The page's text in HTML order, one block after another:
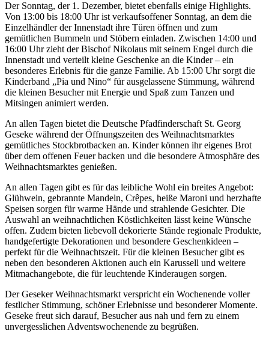
Der Sonntag, der 1. Dezember, bietet ebenfalls einige Highlights.
Von 13:00 bis 18:00 Uhr ist verkaufsoffener Sonntag, an dem die
Einzelhändler der Innenstadt ihre Türen öffnen und zum
gemütlichen Bummeln und Stöbern einladen. Zwischen 14:00 und
16:00 Uhr zieht der Bischof Nikolaus mit seinem Engel durch die
Innenstadt und verteilt kleine Geschenke an die Kinder – ein
besonderes Erlebnis für die ganze Familie. Ab 15:00 Uhr sorgt die
Kinderband „Pia und Nino“ für ausgelassene Stimmung, während
die kleinen Besucher mit Energie und Spaß zum Tanzen und
Mitsingen animiert werden.
An allen Tagen bietet die Deutsche Pfadfinderschaft St. Georg
Geseke während der Öffnungszeiten des Weihnachtsmarktes
gemütliches Stockbrotbacken an. Kinder können ihr eigenes Brot
über dem offenen Feuer backen und die besondere Atmosphäre des
Weihnachtsmarktes genießen.
An allen Tagen gibt es für das leibliche Wohl ein breites Angebot:
Glühwein, gebrannte Mandeln, Crêpes, heiße Maroni und herzhafte
Speisen sorgen für warme Hände und strahlende Gesichter. Die
Auswahl an weihnachtlichen Köstlichkeiten lässt keine Wünsche
offen. Zudem bieten liebevoll dekorierte Stände regionale Produkte,
handgefertigte Dekorationen und besondere Geschenkideen –
perfekt für die Weihnachtszeit. Für die kleinen Besucher gibt es
neben den besonderen Aktionen auch ein Karussell und weitere
Mitmachangebote, die für leuchtende Kinderaugen sorgen.
Der Geseker Weihnachtsmarkt verspricht ein Wochenende voller
festlicher Stimmung, schöner Erlebnisse und besonderer Momente.
Geseke freut sich darauf, Besucher aus nah und fern zu einem
unvergesslichen Adventswochenende zu begrüßen.